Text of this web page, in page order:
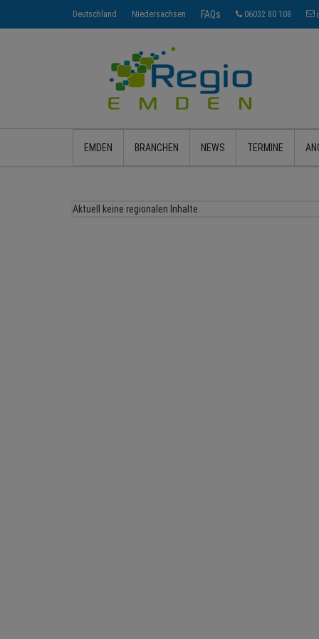
Deutschland Niedersachsen FAQs 06032 80 108
EMDEN BRANCHEN NEWS TERMINE
Aktuell keine regionalen Inhalte.